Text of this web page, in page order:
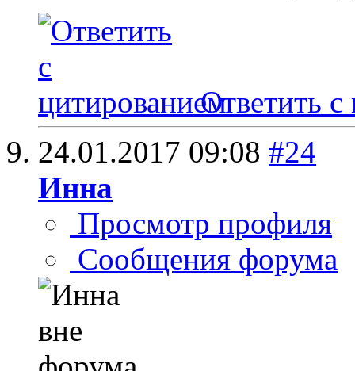
Ответить с
24.01.2017 09:08 #24
Инна
Просмотр профиля
Сообщения форума